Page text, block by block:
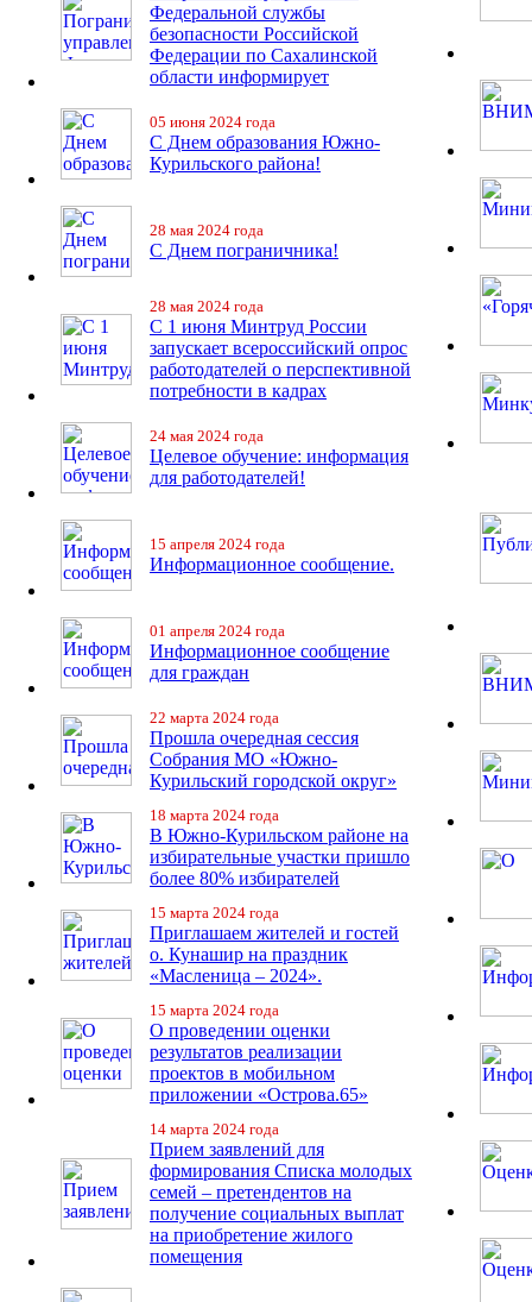
Федеральной службы
безопасности Российской
Федерации по Сахалинской
области информирует
05 июня 2024 года
С Днем образования Южно-
Курильского района!
28 мая 2024 года
С Днем пограничника!
28 мая 2024 года
С 1 июня Минтруд России
запускает всероссийский опрос
работодателей о перспективной
потребности в кадрах
24 мая 2024 года
Целевое обучение: информация
для работодателей!
15 апреля 2024 года
Информационное сообщение.
01 апреля 2024 года
Информационное сообщение
для граждан
22 марта 2024 года
Прошла очередная сессия
Собрания МО «Южно-
Курильский городской округ»
18 марта 2024 года
В Южно-Курильском районе на
избирательные участки пришло
более 80% избирателей
15 марта 2024 года
Приглашаем жителей и гостей
о. Кунашир на праздник
«Масленица – 2024».
15 марта 2024 года
О проведении оценки
результатов реализации
проектов в мобильном
приложении «Острова.65»
14 марта 2024 года
Прием заявлений для
формирования Списка молодых
семей – претендентов на
получение социальных выплат
на приобретение жилого
помещения